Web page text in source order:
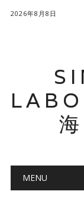
2026年8月8日
メイン
MENU